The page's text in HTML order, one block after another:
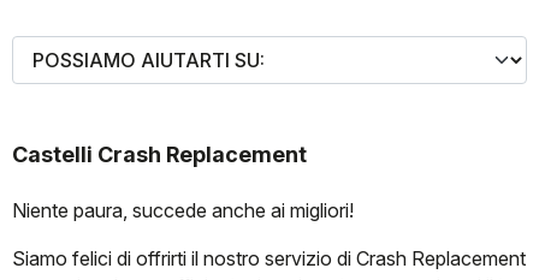
Castelli Crash Replacement
Niente paura, succede anche ai migliori!
Siamo felici di offrirti il nostro servizio di Crash Replacement